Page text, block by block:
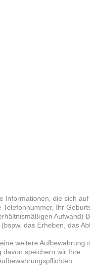
Informationen, die sich auf
Ihr
Aufwand)
das Erheben, das
weitere Aufbewahrung
davon speichern wir Ihre